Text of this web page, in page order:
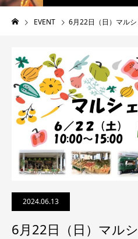
EVENT 6月22日（日）マルシ
2024.06.13
6月22日（日）マル